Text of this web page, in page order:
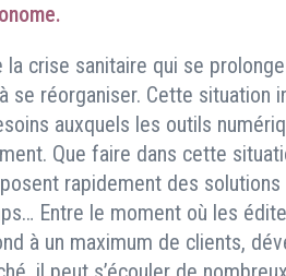
crise sanitaire qui se
se réorganiser. Cette situation
auxquels les outils
Que faire dans cette
rapidement des
Entre le moment où les
à un maximum de clients,